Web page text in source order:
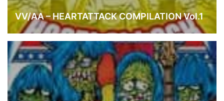
VV/AA – HEARTATTACK COMPILATION Vol.1